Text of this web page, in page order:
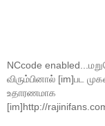
NCcode
விரும்பினால் [im]பட
உதாரணமாக
[im]http://